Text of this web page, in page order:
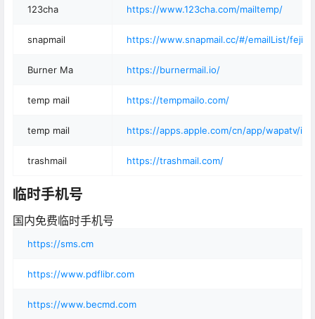
123cha https://www.123cha.com/mailtemp/
snapmail https://www.snapmail.cc/#/emailList/
Burner Ma https://burnermail.io/
temp mail https://tempmailo.com/
temp mail https://apps.apple.com/cn/app/wapatv/
trashmail https://trashmail.com/
临时手机号
国内免费临时手机号
https://sms.cm
https://www.pdflibr.com
https://www.becmd.com